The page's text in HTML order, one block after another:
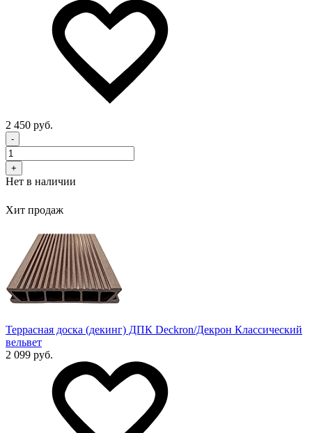
2 450 руб.
-
+
Нет в наличии
Хит продаж
Террасная доска (декинг) ДПК Deckron/Декрон Классический
вельвет
2 099 руб.